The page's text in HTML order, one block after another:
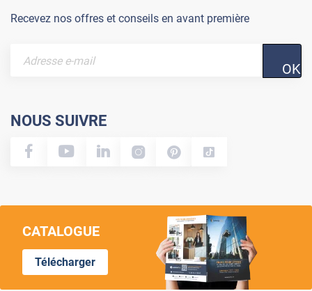
Recevez nos offres et conseils en avant première
OK
NOUS SUIVRE
CATALOGUE
Télécharger